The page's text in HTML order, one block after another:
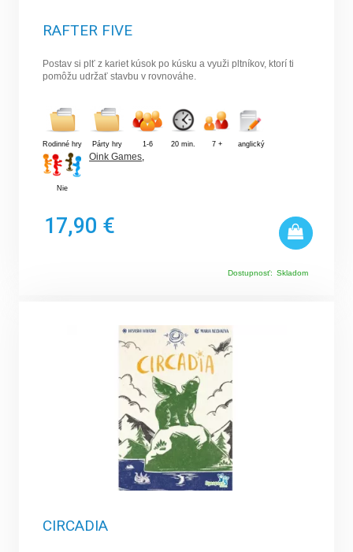
RAFTER FIVE
Postav si plť z kariet kúsok po kúsku a využi pltníkov, ktorí ti
pomôžu udržať stavbu v rovnováhe.
Rodinné hry Párty hry 1-6 20 min. 7 + anglický
Nie
Oink Games,
17,90 €
Dostupnosť: Skladom
CIRCADIA